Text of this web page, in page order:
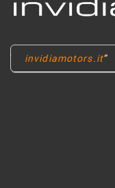
invidiamotors.it